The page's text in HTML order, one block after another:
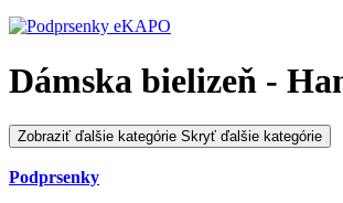
Dámska bielizeň -
Zobraziť ďalšie kategórie Skryť ďalšie kategórie
Podprsenky